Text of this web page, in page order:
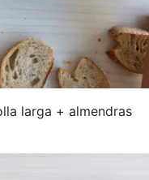
larga + almendras